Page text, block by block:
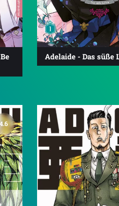
Adelaide - Das süße
4.6